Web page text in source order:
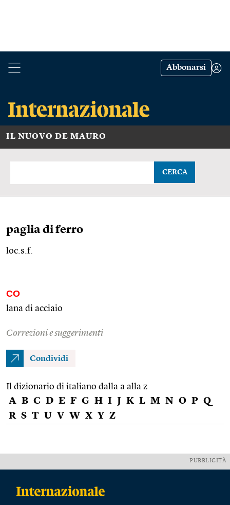
Abbonarsi
IL NUOVO DE MAURO
CERCA
paglia di ferro
loc.s.f.
CO
lana di acciaio
Correzioni e suggerimenti
Condividi
Il dizionario di italiano dalla a alla z
A B C D E F G H I J K L M N O P Q
R S T U V W X Y Z
PUBBLICITÀ